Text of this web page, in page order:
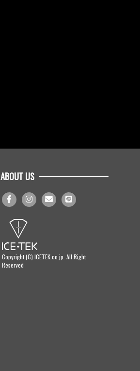
ABOUT US
Copyright (C) ICETEK.co.jp. All Right
Reserved